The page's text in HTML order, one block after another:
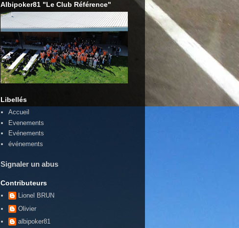
Albipoker81 "Le Club Référence"
Libellés
Accueil
Evenements
Evénements
événements
Signaler un abus
Contributeurs
Lionel BRUN
Olivier
albipoker81